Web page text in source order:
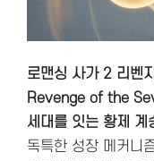
로맨싱 사가 2 리벤
Revenge of the
세대를 잇는 황제 계
독특한 성장 메커니